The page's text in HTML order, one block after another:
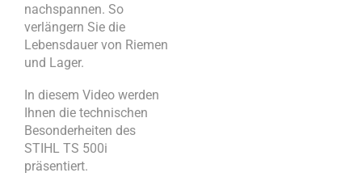
nachspannen. So
verlängern Sie die
Lebensdauer von Riemen
und Lager.
In diesem Video werden
Ihnen die technischen
Besonderheiten des
STIHL TS 500i
präsentiert.